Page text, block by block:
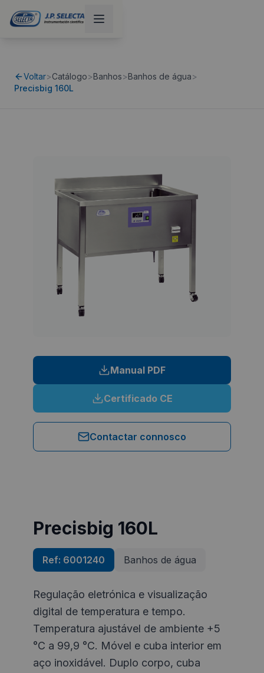
Voltar>Catálogo>Banhos>Banhos de água>
Precisbig 160L
Manual PDF
Certificado CE
Contactar connosco
Precisbig 160L
Ref: 6001240 Banhos de água
Regulação eletrónica e visualização
digital de temperatura e tempo.
Temperatura ajustável de ambiente +5
°C a 99,9 °C. Móvel e cuba interior em
aço inoxidável. Duplo corpo, cuba